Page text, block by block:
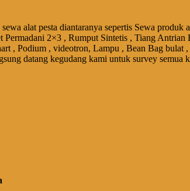
alat pesta diantaranya sepertis Sewa
2×3 , Rumput Sintetis , Tiang
, Podium , videotron, Lampu , Bean Bag bulat
datang kegudang kami untuk survey semua